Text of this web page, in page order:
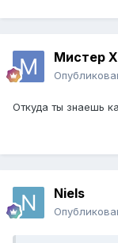
Мистер
Откуда ты знаешь
Niels